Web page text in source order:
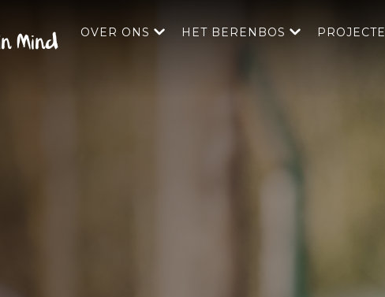
OVER ONS HET BERENBOS